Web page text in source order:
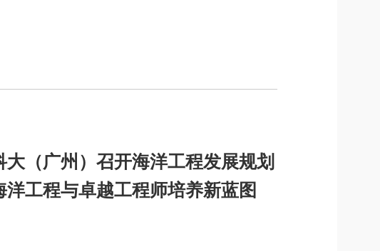
（广州）召开海洋工程发展规划
工程与卓越工程师培养新蓝图